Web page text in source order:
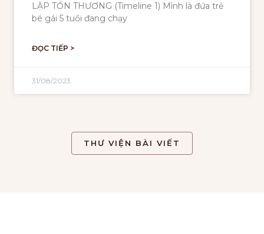
LẶP TỔN THƯƠNG (Timeline 1) Mình là đứa trẻ
bé gái 5 tuổi đang chạy
ĐỌC TIẾP >
31/08/2023
THƯ VIỆN BÀI VIẾT